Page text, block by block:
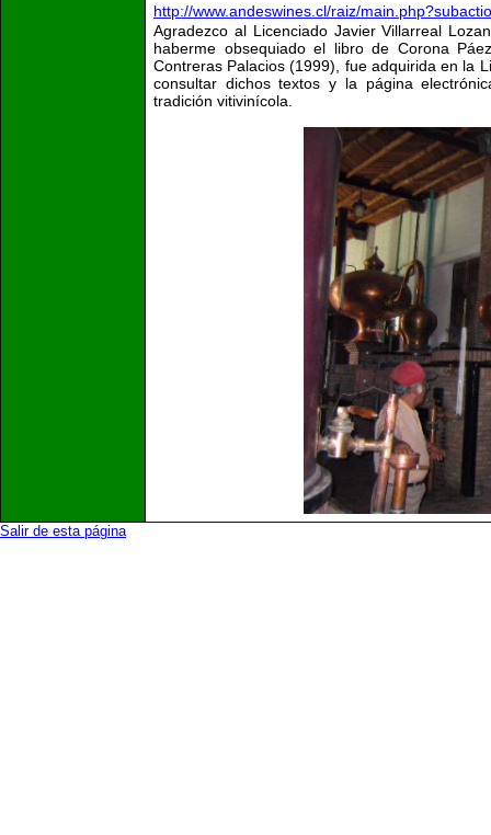
http://www.andeswines.cl/raiz/
Agradezco al Licenciado Javier Villarreal
haberme obsequiado el libro de Corona
Contreras Palacios (1999), fue adquirida en la
consultar dichos textos y la página
tradición vitivinícola.
Salir de esta página